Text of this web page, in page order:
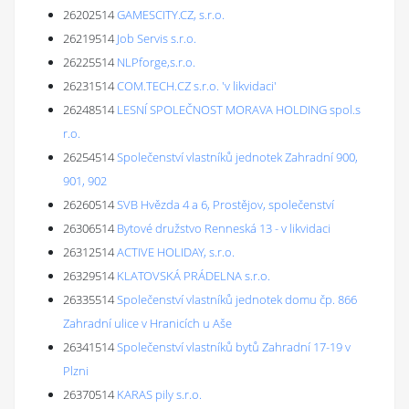
26202514GAMESCITY.CZ, s.r.o.
26219514 Job Servis s.r.o.
26225514 NLPforge,s.r.o.
26231514COM.TECH.CZ s.r.o. 'v likvidaci'
26248514 LESNÍ SPOLEČNOST MORAVA HOLDING spol.s
r.o.
26254514Společenství vlastníků jednotek Zahradní 900,
901, 902
26260514SVB Hvězda 4 a 6, Prostějov, společenství
26306514 Bytové družstvo Renneská 13 - v likvidaci
26312514ACTIVE HOLIDAY, s.r.o.
26329514 KLATOVSKÁ PRÁDELNA s.r.o.
26335514Společenství vlastníků jednotek domu čp. 866
Zahradní ulice v Hranicích u Aše
26341514Společenství vlastníků bytů Zahradní 17-19 v
Plzni
26370514 KARAS pily s.r.o.